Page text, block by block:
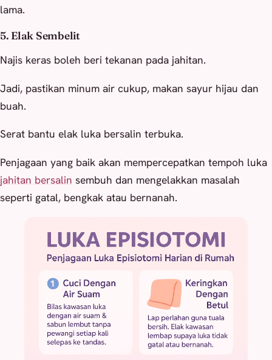
lama.
5. Elak Sembelit
Najis keras boleh beri tekanan pada jahitan.
Jadi, pastikan minum air cukup, makan sayur hijau dan
buah.
Serat bantu elak luka bersalin terbuka.
Penjagaan yang baik akan mempercepatkan tempoh luka
jahitan bersalin sembuh dan mengelakkan masalah
seperti gatal, bengkak atau bernanah.